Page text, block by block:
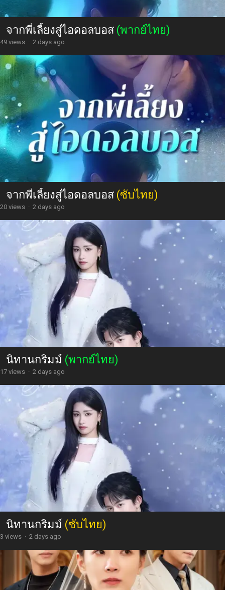
จากพี่เลี้ยงสู่ไอดอลบอส (พากย์ไทย)
49 views · 2 days ago
จากพี่เลี้ยงสู่ไอดอลบอส (ซับไทย)
20 views · 2 days ago
นิทานกริมม์ (พากย์ไทย)
17 views · 2 days ago
นิทานกริมม์ (ซับไทย)
3 views · 2 days ago